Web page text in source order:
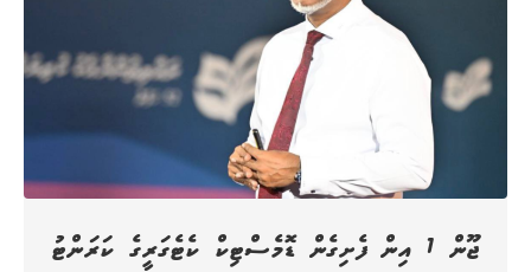
ޖޫން 1 އިން ފެށިގެން ޑޮމެސްޓިކް ކެޓެގަރީގެ ކަރަންޓު